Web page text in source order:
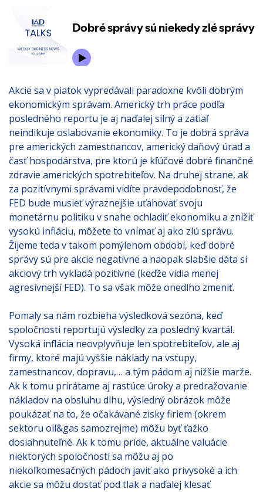
Akcie sa v piatok vypredávali paradoxne kvôli dobrým
ekonomickým správam. Americký trh práce podľa
posledného reportu je aj naďalej silný a zatiaľ
neindikuje oslabovanie ekonomiky. To je dobrá správa
pre amerických zamestnancov, americký daňový úrad a
časť hospodárstva, pre ktorú je kľúčové dobré finančné
zdravie amerických spotrebiteľov. Na druhej strane, ak
za pozitívnymi správami vidíte pravdepodobnosť, že
FED bude musieť výraznejšie uťahovať svoju
monetárnu politiku v snahe ochladiť ekonomiku a znížiť
vysokú infláciu, môžete to vnímať aj ako zlú správu.
Žijeme teda v takom pomýlenom období, keď dobré
správy sú pre akcie negatívne a naopak slabšie dáta si
akciový trh vykladá pozitívne (keďže vidia menej
agresívnejší FED). To sa však môže onedlho zmeniť.
Pomaly sa nám rozbieha výsledková sezóna, keď
spoločnosti reportujú výsledky za posledný kvartál.
Vysoká inflácia neovplyvňuje len spotrebiteľov, ale aj
firmy, ktoré majú vyššie náklady na vstupy,
zamestnancov, dopravu,… a tým pádom aj nižšie marže.
Ak k tomu prirátame aj rastúce úroky a predražovanie
nákladov na obsluhu dlhu, výsledný obrázok môže
poukázať na to, že očakávané zisky firiem (okrem
sektoru oil&gas samozrejme) môžu byť ťažko
dosiahnuteľné. Ak k tomu príde, aktuálne valuácie
niektorých spoločností sa môžu aj po
niekoľkomesačných pádoch javiť ako privysoké a ich
akcie sa môžu dostať pod tlak a naďalej klesať.